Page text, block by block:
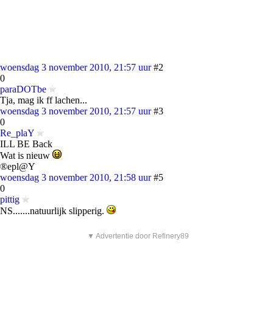
woensdag 3 november 2010, 21:57 uur #2
0
paraDOTbe
Tja, mag ik ff lachen...
woensdag 3 november 2010, 21:57 uur #3
0
Re_plaY
ILL BE Back
Wat is nieuw
®epl@Y
woensdag 3 november 2010, 21:58 uur #5
0
pittig
NS.......natuurlijk slipperig.
▼ Advertentie door Refinery89